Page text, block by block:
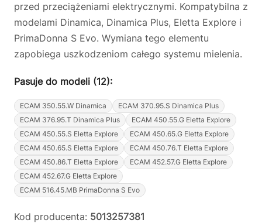
przed przeciążeniami elektrycznymi. Kompatybilna z
modelami Dinamica, Dinamica Plus, Eletta Explore i
PrimaDonna S Evo. Wymiana tego elementu
zapobiega uszkodzeniom całego systemu mielenia.
Pasuje do modeli (12):
ECAM 350.55.W Dinamica
ECAM 370.95.S Dinamica Plus
ECAM 376.95.T Dinamica Plus
ECAM 450.55.G Eletta Explore
ECAM 450.55.S Eletta Explore
ECAM 450.65.G Eletta Explore
ECAM 450.65.S Eletta Explore
ECAM 450.76.T Eletta Explore
ECAM 450.86.T Eletta Explore
ECAM 452.57.G Eletta Explore
ECAM 452.67.G Eletta Explore
ECAM 516.45.MB PrimaDonna S Evo
Kod producenta: 5013257381